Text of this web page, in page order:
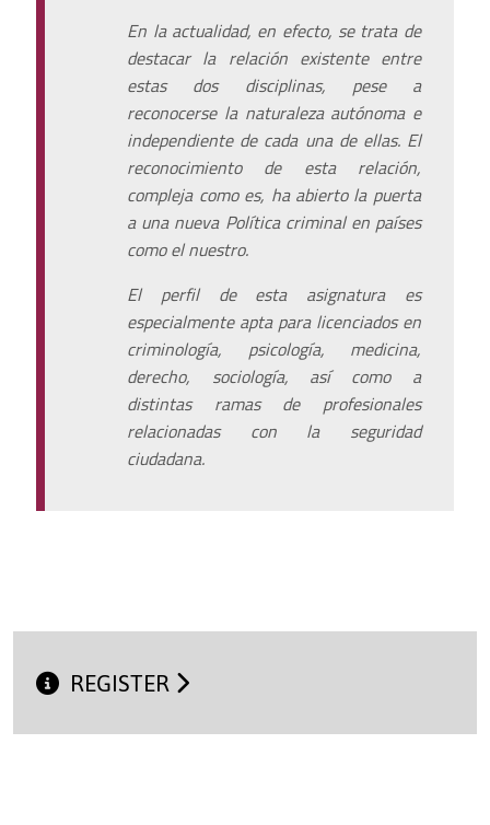
En la actualidad, en efecto, se trata de
destacar la relación existente entre
estas dos disciplinas, pese a
reconocerse la naturaleza autónoma e
independiente de cada una de ellas. El
reconocimiento de esta relación,
compleja como es, ha abierto la puerta
a una nueva Política criminal en países
como el nuestro.
El perfil de esta asignatura es
especialmente apta para licenciados en
criminología, psicología, medicina,
derecho, sociología, así como a
distintas ramas de profesionales
relacionadas con la seguridad
ciudadana.
REGISTER